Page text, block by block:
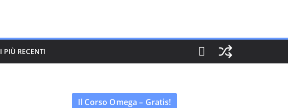
I PIÙ RECENTI
Il Corso Omega – Gratis!